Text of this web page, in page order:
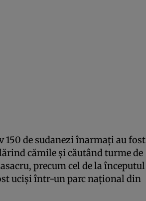
de sudanezi înarmaţi au fost
cămile şi căutând turme de
precum cel de la începutul
ucişi într-un parc naţional din